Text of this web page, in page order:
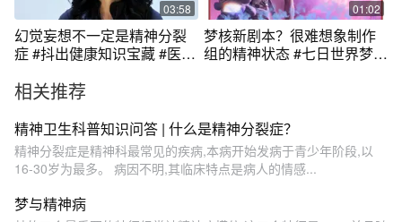
03:58
幻觉妄想不一定是精神分裂
症 #抖出健康知识宝藏 #医学
精神科杨医生
01:02
梦核新剧本？很难想象制作
组的精神状态 #七日世界梦核
相关推荐
精神卫生科普知识问答 | 什么是精神分裂症？
精神分裂症是精神科最常见的疾病,本病开始发病于青少年阶段,以
16-30岁为最多。 病因不明,其临床特点是病人的情感...
梦与精神病